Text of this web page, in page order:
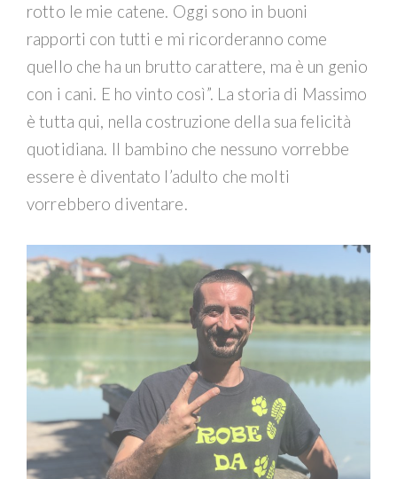
rotto le mie catene. Oggi sono in buoni
rapporti con tutti e mi ricorderanno come
quello che ha un brutto carattere, ma è un genio
con i cani. E ho vinto così”. La storia di Massimo
è tutta qui, nella costruzione della sua felicità
quotidiana. Il bambino che nessuno vorrebbe
essere è diventato l’adulto che molti
vorrebbero diventare.